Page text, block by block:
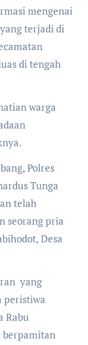
mengenai
terjadi di
di tengah
warga
Polres
Tunga
telah
seorang pria
Desa
yang
peristiwa
Rabu
berpamitan